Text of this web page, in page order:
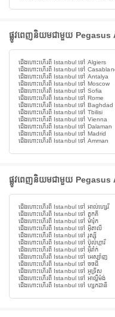
ផ្លូវពេញនិយមជាមួយ
ជើងហោះហើរពី Istanbul ទៅ Algiers
ជើងហោះហើរពី Istanbul ទៅ
ជើងហោះហើរពី Istanbul ទៅ Antalya
ជើងហោះហើរពី Istanbul ទៅ Moscow
ជើងហោះហើរពី Istanbul ទៅ Sofia
ជើងហោះហើរពី Istanbul ទៅ Rome
ជើងហោះហើរពី Istanbul ទៅ Baghdad
ជើងហោះហើរពី Istanbul ទៅ Tbilisi
ជើងហោះហើរពី Istanbul ទៅ Vienna
ជើងហោះហើរពី Istanbul ទៅ Dalaman
ជើងហោះហើរពី Istanbul ទៅ Madrid
ជើងហោះហើរពី Istanbul ទៅ Amman
ផ្លូវពេញនិយមជាមួយ
ជើងហោះហើរពី Istanbul ទៅ អាល់ហ្សេរី
ជើងហោះហើរពី Istanbul ទៅ តួកគី
ជើងហោះហើរពី Istanbul ទៅ ម៉ារ៉ុក
ជើងហោះហើរពី Istanbul ទៅ អ៊ីតាលី
ជើងហោះហើរពី Istanbul ទៅ រុស្ស៊ី
ជើងហោះហើរពី Istanbul ទៅ ប៊ុលហ្ការី
ជើងហោះហើរពី Istanbul ទៅ អ៊ីរ៉ាក់
ជើងហោះហើរពី Istanbul ទៅ អេស្ប៉ាញ
ជើងហោះហើរពី Istanbul ទៅ ចចជី
ជើងហោះហើរពី Istanbul ទៅ អូទ្រីស
ជើងហោះហើរពី Istanbul ទៅ អាល្លឺម៉ង់
ជើងហោះហើរពី Istanbul ទៅ ហ្សកដានី